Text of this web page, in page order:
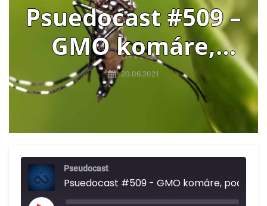
Psuedocast #509 –
GMO komáre,
podivný liek na
Alzheimerovu
chorobu,
nerozložiteľné
chemikálie
20.06.2021
Pseudocast